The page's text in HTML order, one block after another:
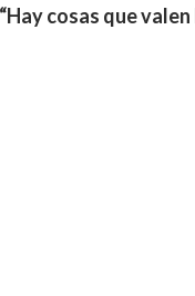
“Hay cosas que